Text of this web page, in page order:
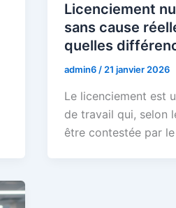
Licenciement
sans cause
quelles
admin6/21 janvier 2026
Le licenciement est
de travail qui, selon
être contestée par